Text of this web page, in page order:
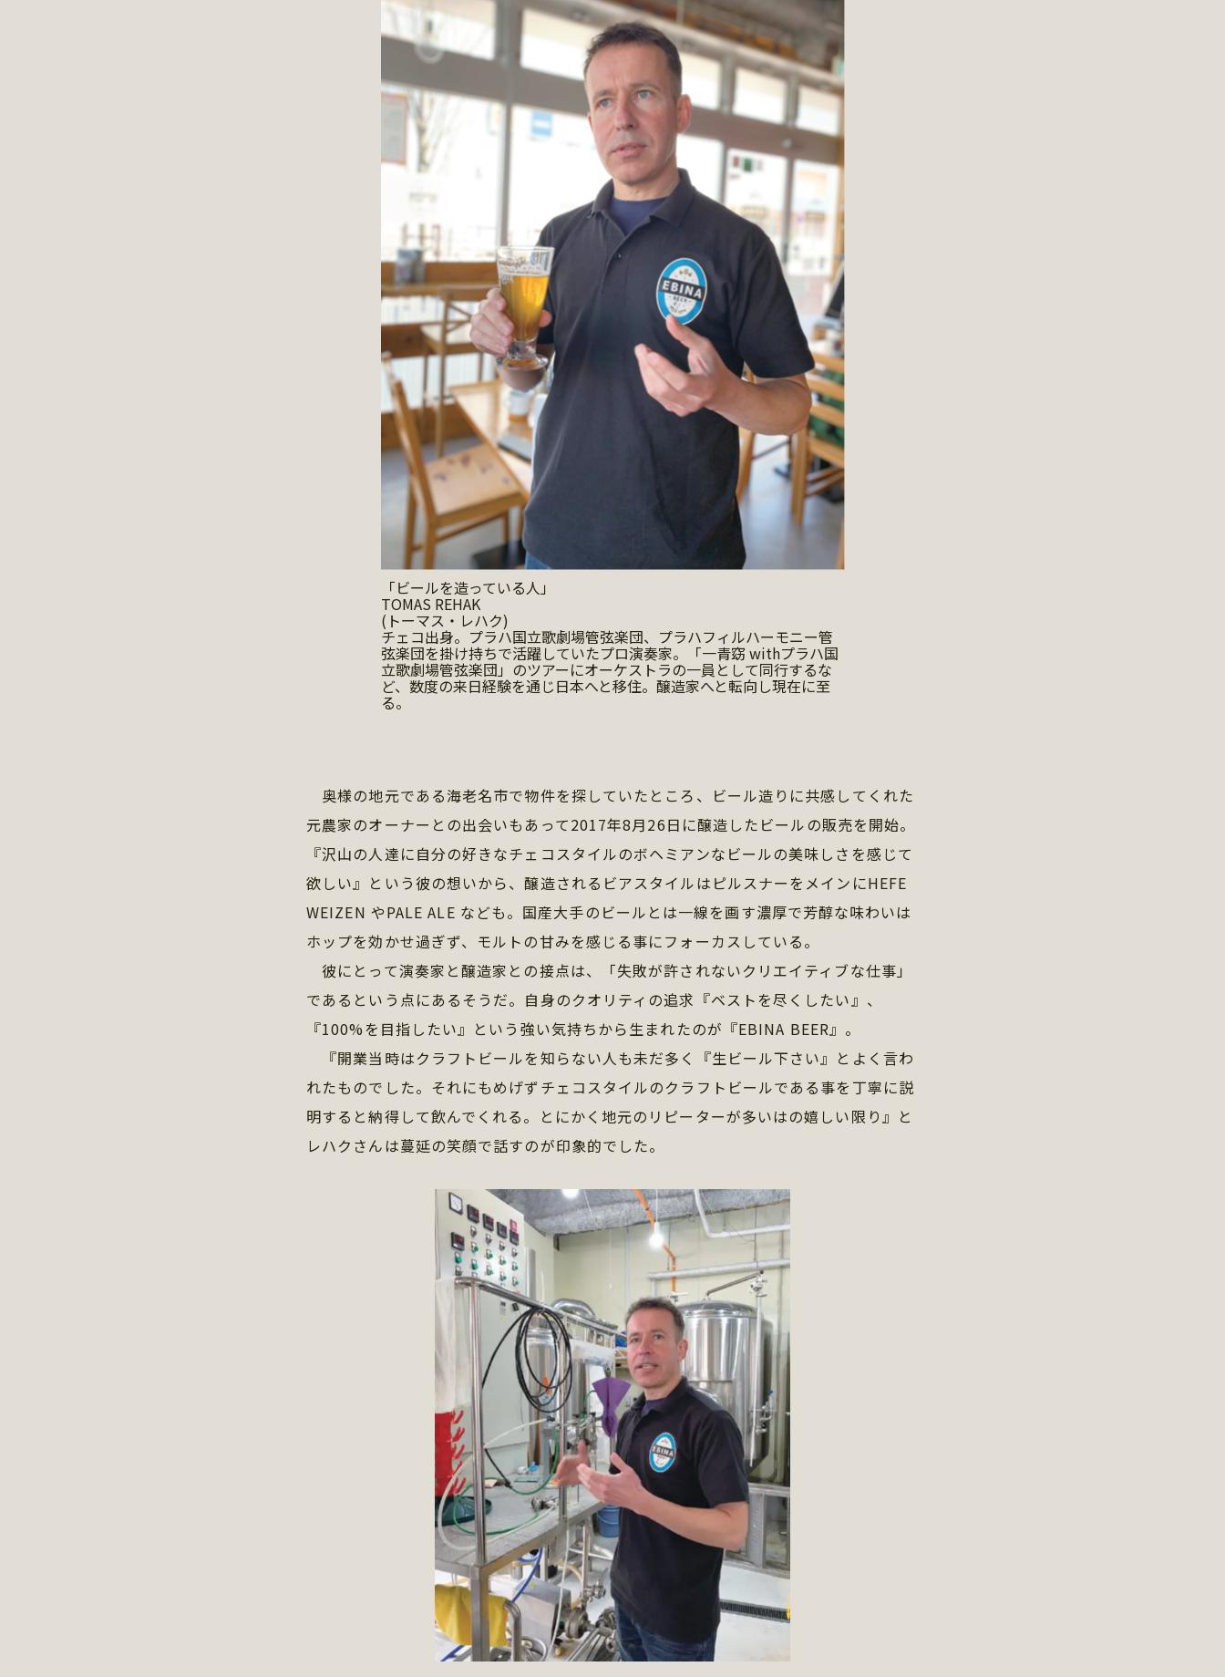
「ビールを造っている人」
TOMAS REHAK
(トーマス・レハク)
チェコ出身。プラハ国立歌劇場管弦楽団、プラハフィルハーモニー管
弦楽団を掛け持ちで活躍していたプロ演奏家。「一青窈 withプラハ国
立歌劇場管弦楽団」のツアーにオーケストラの一員として同行するな
ど、数度の来日経験を通じ日本へと移住。醸造家へと転向し現在に至
る。
奥様の地元である海老名市で物件を探していたところ、ビール造りに共感してくれた
元農家のオーナーとの出会いもあって2017年8月26日に醸造したビールの販売を開始。
『沢山の人達に自分の好きなチェコスタイルのボヘミアンなビールの美味しさを感じて
欲しい』という彼の想いから、醸造されるビアスタイルはピルスナーをメインにHEFE
WEIZEN やPALE ALE なども。国産大手のビールとは一線を画す濃厚で芳醇な味わいは
ホップを効かせ過ぎず、モルトの甘みを感じる事にフォーカスしている。
彼にとって演奏家と醸造家との接点は、「失敗が許されないクリエイティブな仕事」
であるという点にあるそうだ。自身のクオリティの追求『ベストを尽くしたい』、
『100%を目指したい』という強い気持ちから生まれたのが『EBINA BEER』。
『開業当時はクラフトビールを知らない人も未だ多く『生ビール下さい』とよく言わ
れたものでした。それにもめげずチェコスタイルのクラフトビールである事を丁寧に説
明すると納得して飲んでくれる。とにかく地元のリピーターが多いはの嬉しい限り』と
レハクさんは蔓延の笑顔で話すのが印象的でした。